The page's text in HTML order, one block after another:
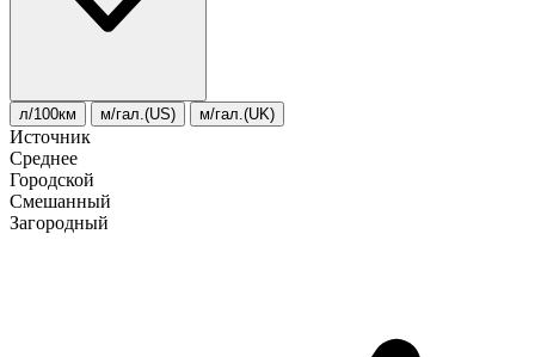
л/100км м/гал.(US) м/гал.(UK)
Источник
Среднее
Городской
Смешанный
Загородный